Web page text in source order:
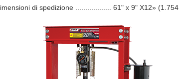
di spedizione .................. 61" x 9" X12»